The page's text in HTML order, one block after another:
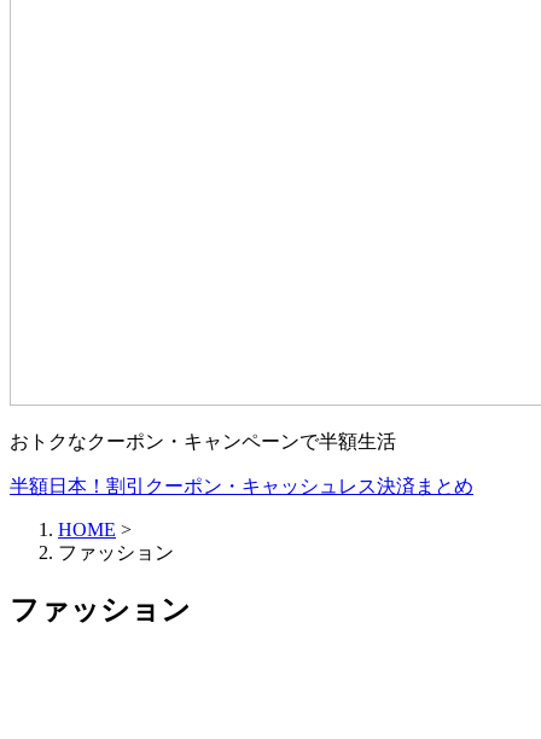
おトクなクーポン・キャンペーンで半額生活
半額日本！割引クーポン・キャッシュレス決済まとめ
HOME >
ファッション
ファッション